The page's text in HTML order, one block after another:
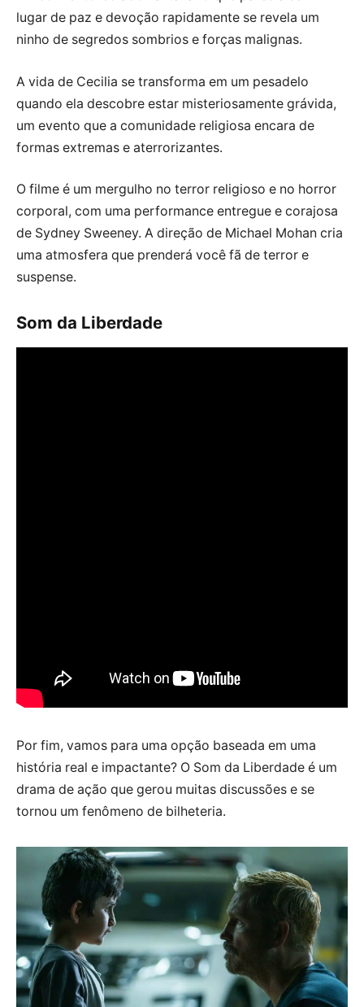
lugar de paz e devoção rapidamente se revela um
ninho de segredos sombrios e forças malignas.
A vida de Cecilia se transforma em um pesadelo
quando ela descobre estar misteriosamente grávida,
um evento que a comunidade religiosa encara de
formas extremas e aterrorizantes.
O filme é um mergulho no terror religioso e no horror
corporal, com uma performance entregue e corajosa
de Sydney Sweeney. A direção de Michael Mohan cria
uma atmosfera que prenderá você fã de terror e
suspense.
Som da Liberdade
Por fim, vamos para uma opção baseada em uma
história real e impactante? O Som da Liberdade é um
drama de ação que gerou muitas discussões e se
tornou um fenômeno de bilheteria.